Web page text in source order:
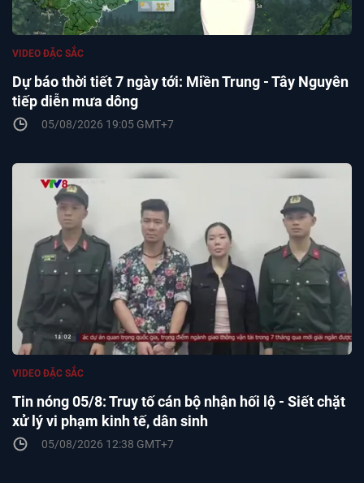
Dự báo thời tiết 7 ngày tới: Miền Trung - Tây Nguyên
tiếp diễn mưa dông
VIDEO ĐẶC SẮC
05/08/2026 19:05 GMT+7
Tin nóng 05/8: Truy tố cán bộ nhận hối lộ - Siết chặt
xử lý vi phạm kinh tế, dân sinh
VIDEO ĐẶC SẮC
05/08/2026 12:38 GMT+7